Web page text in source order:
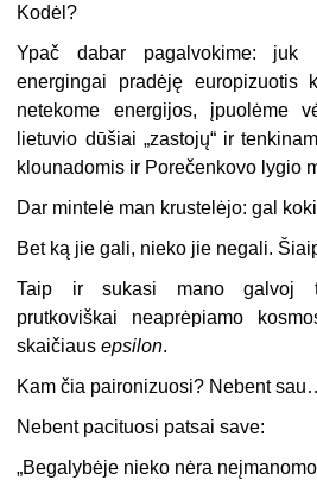
Kodėl?
Ypač dabar pagalvokime: juk
energingai pradėję europizuotis
netekome energijos, įpuolėme
lietuvio dūšiai „zastojų“ ir
klounadomis ir Porečenkovo lygio
Dar mintelė man krustelėjo: gal
Bet ką jie gali, nieko jie negali.
Taip ir sukasi mano galvoj
prutkoviškai neaprėpiamo
skaičiausepsilon.
Kam čia paironizuosi? Nebent
Nebent pacituosi patsai save:
„Begalybėje nieko nėra